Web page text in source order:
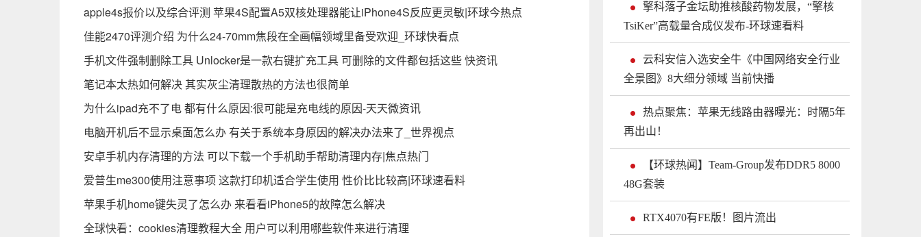
apple4s报价以及综合评测 苹果4S配置A5双核处理器能让iPhone4S反应更灵敏|环球今热点
佳能2470评测介绍 为什么24-70mm焦段在全画幅领域里备受欢迎_环球快看点
手机文件强制删除工具 Unlocker是一款右键扩充工具 可删除的文件都包括这些 快资讯
笔记本太热如何解决 其实灰尘清理散热的方法也很简单
为什么ipad充不了电 都有什么原因:很可能是充电线的原因-天天微资讯
电脑开机后不显示桌面怎么办 有关于系统本身原因的解决办法来了_世界视点
安卓手机内存清理的方法 可以下载一个手机助手帮助清理内存|焦点热门
爱普生me300使用注意事项 这款打印机适合学生使用 性价比比较高|环球速看料
苹果手机home键失灵了怎么办 来看看iPhone5的故障怎么解决
全球快看：cookies清理教程大全 用户可以利用哪些软件来进行清理
擎科落子金坛助推核酸药物发展，“擎核
TsiKer”高载量合成仪发布-环球速看料
云科安信入选安全牛《中国网络安全行业
全景图》8大细分领域 当前快播
热点聚焦：苹果无线路由器曝光：时隔5年
再出山！
【环球热闻】Team-Group发布DDR5 8000
48G套装
RTX4070有FE版！图片流出